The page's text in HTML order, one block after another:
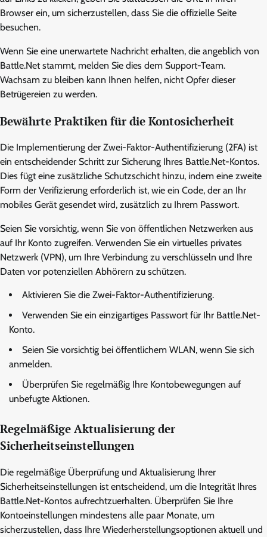
Browser ein, um sicherzustellen, dass Sie die offizielle Seite
besuchen.
Wenn Sie eine unerwartete Nachricht erhalten, die angeblich von
Battle.Net stammt, melden Sie dies dem Support-Team.
Wachsam zu bleiben kann Ihnen helfen, nicht Opfer dieser
Betrügereien zu werden.
Bewährte Praktiken für die Kontosicherheit
Die Implementierung der Zwei-Faktor-Authentifizierung (2FA) ist
ein entscheidender Schritt zur Sicherung Ihres Battle.Net-Kontos.
Dies fügt eine zusätzliche Schutzschicht hinzu, indem eine zweite
Form der Verifizierung erforderlich ist, wie ein Code, der an Ihr
mobiles Gerät gesendet wird, zusätzlich zu Ihrem Passwort.
Seien Sie vorsichtig, wenn Sie von öffentlichen Netzwerken aus
auf Ihr Konto zugreifen. Verwenden Sie ein virtuelles privates
Netzwerk (VPN), um Ihre Verbindung zu verschlüsseln und Ihre
Daten vor potenziellen Abhörern zu schützen.
Aktivieren Sie die Zwei-Faktor-Authentifizierung.
Verwenden Sie ein einzigartiges Passwort für Ihr Battle.Net-
Konto.
Seien Sie vorsichtig bei öffentlichem WLAN, wenn Sie sich
anmelden.
Überprüfen Sie regelmäßig Ihre Kontobewegungen auf
unbefugte Aktionen.
Regelmäßige Aktualisierung der
Sicherheitseinstellungen
Die regelmäßige Überprüfung und Aktualisierung Ihrer
Sicherheitseinstellungen ist entscheidend, um die Integrität Ihres
Battle.Net-Kontos aufrechtzuerhalten. Überprüfen Sie Ihre
Kontoeinstellungen mindestens alle paar Monate, um
sicherzustellen, dass Ihre Wiederherstellungsoptionen aktuell und